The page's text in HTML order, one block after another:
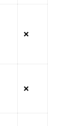
❌
❌